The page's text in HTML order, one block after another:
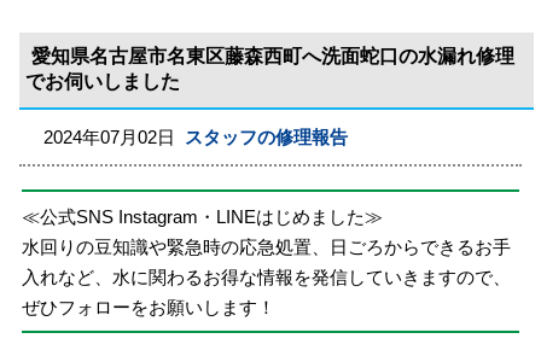
愛知県名古屋市名東区藤森西町へ洗面蛇口の水漏れ修理
でお伺いしました
2024年07月02日 スタッフの修理報告
≪公式SNS Instagram・LINEはじめました≫
水回りの豆知識や緊急時の応急処置、日ごろからできるお手
入れなど、水に関わるお得な情報を発信していきますので、
ぜひフォローをお願いします！